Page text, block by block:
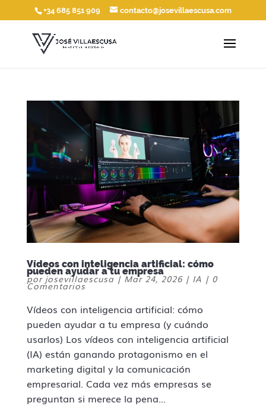
+34 685 851 909 contacto@josevillaescusa.com
Vídeos con inteligencia artificial: cómo
pueden ayudar a tu empresa
por josevillaescusa|Mar 24, 2026| IA | 0
Comentarios
Vídeos con inteligencia artificial: cómo
pueden ayudar a tu empresa (y cuándo
usarlos) Los vídeos con inteligencia artificial
(IA) están ganando protagonismo en el
marketing digital y la comunicación
empresarial. Cada vez más empresas se
preguntan si merece la pena...